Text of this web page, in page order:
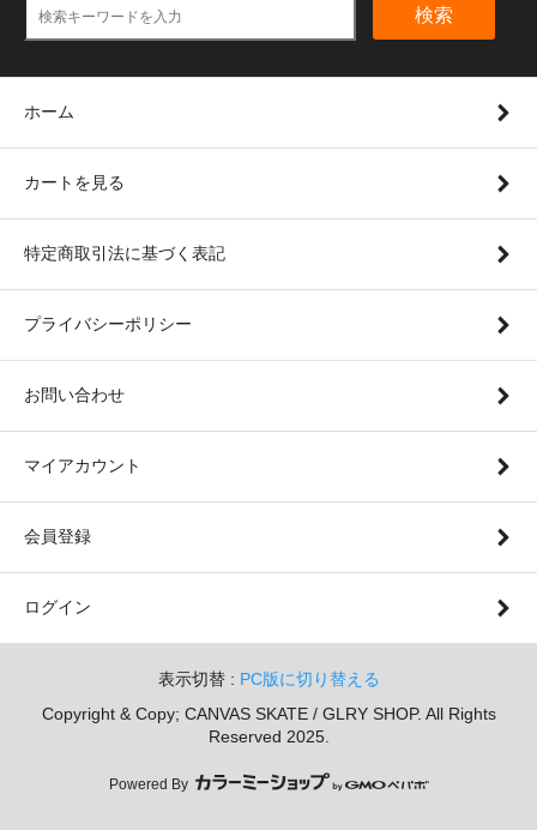
検索
ホーム
カートを見る
特定商取引法に基づく表記
プライバシーポリシー
お問い合わせ
マイアカウント
会員登録
ログイン
表示切替 : PC版に切り替える
Copyright & Copy; CANVAS SKATE / GLRY SHOP. All Rights
Reserved 2025.
Powered By